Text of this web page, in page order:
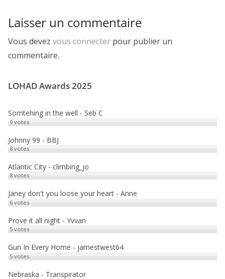
Laisser un commentaire
Vous devez vous connecter pour publier un
commentaire.
LOHAD Awards 2025
Somtehing in the well - Seb C
9votes
Johnny 99 - BBJ
8votes
Atlantic City - climbing_jo
8votes
Janey don't you loose your heart - Anne
6votes
Prove it all night - Yvvan
5votes
Gun In Every Home - jamestwest64
5votes
Nebraska - Transpirator